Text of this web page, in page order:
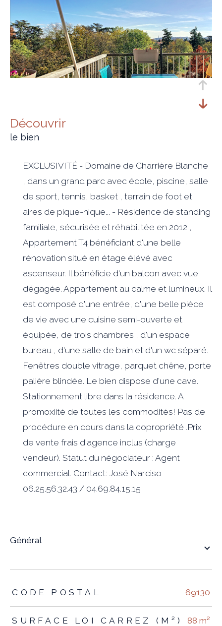
découvrir
le bien
EXCLUSIVITÉ - Domaine de Charrière Blanche
, dans un grand parc avec école, piscine, salle
de sport, tennis, basket , terrain de foot et
aires de pique-nique... - Résidence de standing
familiale, sécurisée et réhabilitée en 2012 ,
Appartement T4 bénéficiant d'une belle
rénovation situé en étage élévé avec
ascenseur. Il bénéficie d'un balcon avec vue
dégagée. Appartement au calme et lumineux. Il
est composé d'une entrée, d'une belle pièce
de vie avec une cuisine semi-ouverte et
équipée, de trois chambres , d'un espace
bureau , d'une salle de bain et d'un wc séparé.
Fenêtres double vitrage, parquet chêne, porte
palière blindée. Le bien dispose d'une cave.
Stationnement libre dans la résidence. A
promoxiité de toutes les commodités! Pas de
procédure en cours dans la copropriété .Prix
de vente frais d'agence inclus (charge
vendeur). Statut du négociateur : Agent
commercial. Contact: José Narciso
06.25.56.32.43 / 04.69.84.15.15
général
TRAD_ZEPHYR_Caracteristique TRAD_ZEPHYR_Valeurs
CODE POSTAL 69130
SURFACE LOI CARREZ (M²) 88 m²